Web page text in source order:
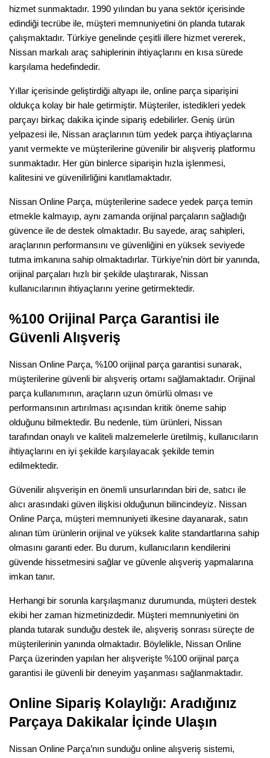
hizmet sunmaktadır. 1990 yılından bu yana sektör içerisinde
edindiği tecrübe ile, müşteri memnuniyetini ön planda tutarak
çalışmaktadır. Türkiye genelinde çeşitli illere hizmet vererek,
Nissan markalı araç sahiplerinin ihtiyaçlarını en kısa sürede
karşılama hedefindedir.
Yıllar içerisinde geliştirdiği altyapı ile, online parça siparişini
oldukça kolay bir hale getirmiştir. Müşteriler, istedikleri yedek
parçayı birkaç dakika içinde sipariş edebilirler. Geniş ürün
yelpazesi ile, Nissan araçlarının tüm yedek parça ihtiyaçlarına
yanıt vermekte ve müşterilerine güvenilir bir alışveriş platformu
sunmaktadır. Her gün binlerce siparişin hızla işlenmesi,
kalitesini ve güvenilirliğini kanıtlamaktadır.
Nissan Online Parça, müşterilerine sadece yedek parça temin
etmekle kalmayıp, aynı zamanda orijinal parçaların sağladığı
güvence ile de destek olmaktadır. Bu sayede, araç sahipleri,
araçlarının performansını ve güvenliğini en yüksek seviyede
tutma imkanına sahip olmaktadırlar. Türkiye’nin dört bir yanında,
orijinal parçaları hızlı bir şekilde ulaştırarak, Nissan
kullanıcılarının ihtiyaçlarını yerine getirmektedir.
%100 Orijinal Parça Garantisi ile
Güvenli Alışveriş
Nissan Online Parça, %100 orijinal parça garantisi sunarak,
müşterilerine güvenli bir alışveriş ortamı sağlamaktadır. Orijinal
parça kullanımının, araçların uzun ömürlü olması ve
performansının artırılması açısından kritik öneme sahip
olduğunu bilmektedir. Bu nedenle, tüm ürünleri, Nissan
tarafından onaylı ve kaliteli malzemelerle üretilmiş, kullanıcıların
ihtiyaçlarını en iyi şekilde karşılayacak şekilde temin
edilmektedir.
Güvenilir alışverişin en önemli unsurlarından biri de, satıcı ile
alıcı arasındaki güven ilişkisi olduğunun bilincindeyiz. Nissan
Online Parça, müşteri memnuniyeti ilkesine dayanarak, satın
alınan tüm ürünlerin orijinal ve yüksek kalite standartlarına sahip
olmasını garanti eder. Bu durum, kullanıcıların kendilerini
güvende hissetmesini sağlar ve güvenle alışveriş yapmalarına
imkan tanır.
Herhangi bir sorunla karşılaşmanız durumunda, müşteri destek
ekibi her zaman hizmetinizdedir. Müşteri memnuniyetini ön
planda tutarak sunduğu destek ile, alışveriş sonrası süreçte de
müşterilerinin yanında olmaktadır. Böylelikle, Nissan Online
Parça üzerinden yapılan her alışverişte %100 orijinal parça
garantisi ile güvenli bir deneyim yaşanması sağlanmaktadır.
Online Sipariş Kolaylığı: Aradığınız
Parçaya Dakikalar İçinde Ulaşın
Nissan Online Parça’nın sunduğu online alışveriş sistemi,